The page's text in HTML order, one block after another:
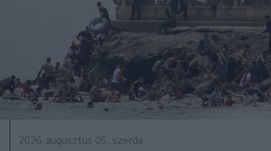
2026. augusztus 05., szerda